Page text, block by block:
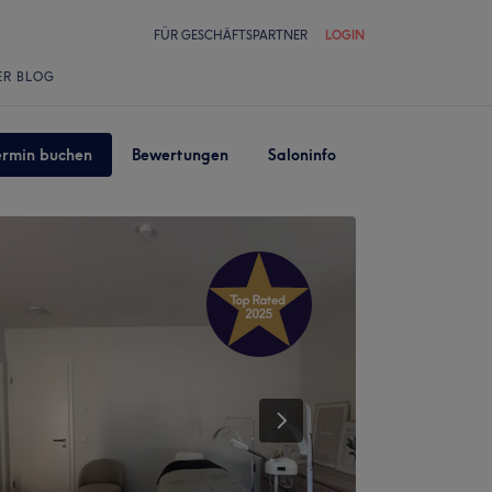
FÜR GESCHÄFTSPARTNER LOGIN
BLOG
buchen Bewertungen Saloninfo